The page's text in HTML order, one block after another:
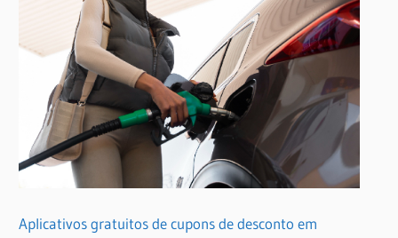
Aplicativos gratuitos de cupons de desconto em